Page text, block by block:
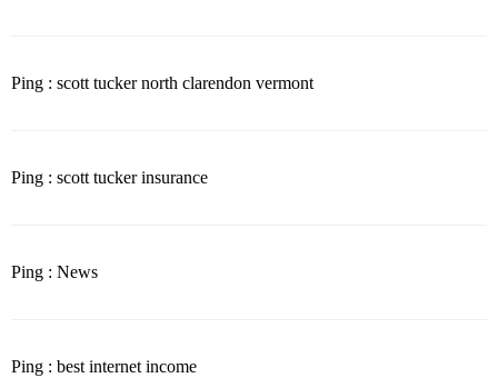
Ping : scott tucker north clarendon vermont
Ping : scott tucker insurance
Ping : News
Ping : best internet income